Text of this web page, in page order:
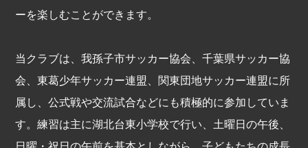
ーを楽しむことができます。
当クラブは、我孫子市サッカー協会、千葉県サッカー協
会、東葛少年サッカー連盟、関東団地サッカー連盟に所
属し、公式戦や交流試合などにも積極的に参加していま
す。練習は主に湖北台東小学校で行い、土曜日の午後、